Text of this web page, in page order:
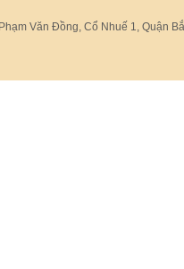
Văn Đồng, Cổ Nhuế 1, Quận